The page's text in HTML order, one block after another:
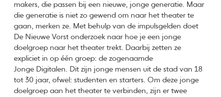
makers, die passen bij een nieuwe, jonge generatie. Maar
die generatie is niet zo gewend om naar het theater te
gaan, merken ze. Met behulp van de impulsgelden doet
De Nieuwe Vorst onderzoek naar hoe je een jonge
doelgroep naar het theater trekt. Daarbij zetten ze
expliciet in op één groep: de zogenaamde
Jonge Digitalen. Dit zijn jonge mensen uit de stad van 18
tot 30 jaar, ofwel: studenten en starters. Om deze jonge
doelgroep aan het theater te verbinden, zijn er twee